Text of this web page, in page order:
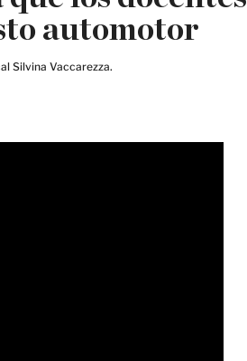
automotor
Silvina Vaccarezza.